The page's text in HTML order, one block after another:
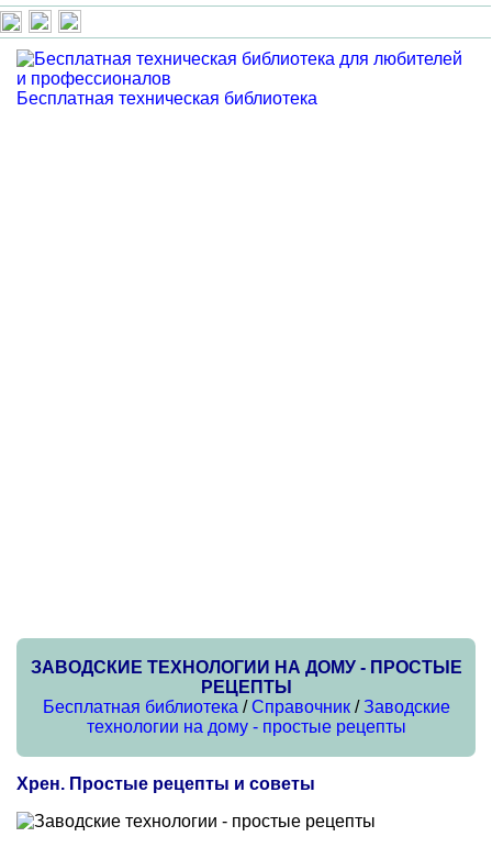
Бесплатная техническая библиотека
ЗАВОДСКИЕ ТЕХНОЛОГИИ НА ДОМУ - ПРОСТЫЕ
РЕЦЕПТЫ
Бесплатная библиотека /Справочник/Заводские
технологии на дому - простые рецепты
Хрен. Простые рецепты и советы